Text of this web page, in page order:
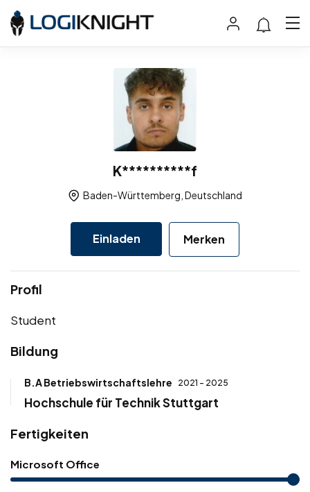
K**********f
Baden-Württemberg, Deutschland
Einladen Merken
Profil
Student
Bildung
B.A Betriebswirtschaftslehre 2021 - 2025
Hochschule für Technik Stuttgart
Fertigkeiten
Microsoft Office